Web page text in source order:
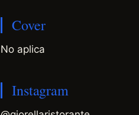
Cover
No aplica
Instagram